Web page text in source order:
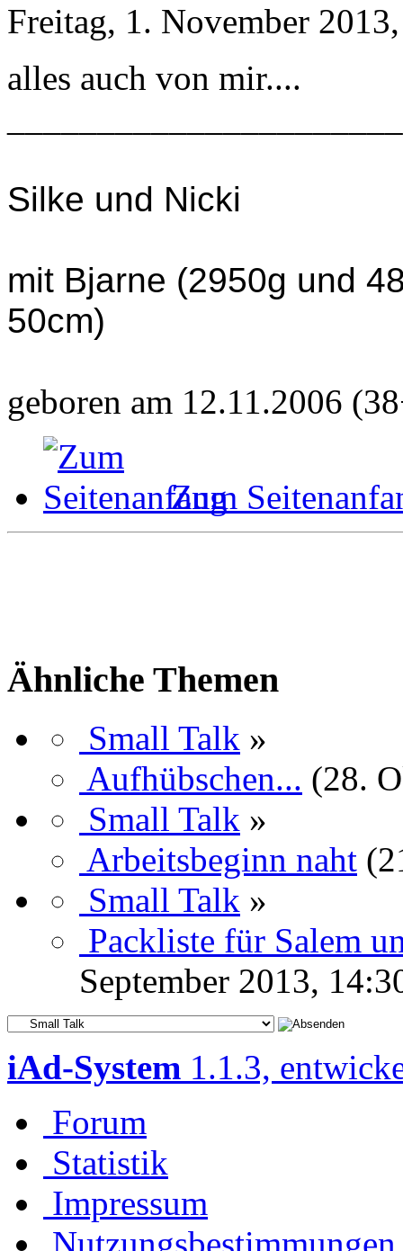
Freitag, 1. November
alles auch von mir....
Silke und Nicki
mit Bjarne (2950g und
50cm)
geboren am 12.11.2006
Zum
Ähnliche Themen
Small Talk »
Aufhübschen... (28.
Small Talk »
Arbeitsbeginn naht
Small Talk »
Packliste für Salem
September 2013,
iAd-System 1.1.3,
Forum
Statistik
Impressum
Nutzungsbestimmungen